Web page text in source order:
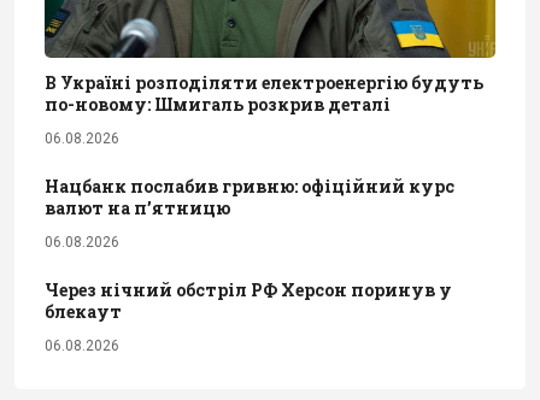
В Україні розподіляти електроенергію будуть
по-новому: Шмигаль розкрив деталі
06.08.2026
Нацбанк послабив гривню: офіційний курс
валют на п’ятницю
06.08.2026
Через нічний обстріл РФ Херсон поринув у
блекаут
06.08.2026